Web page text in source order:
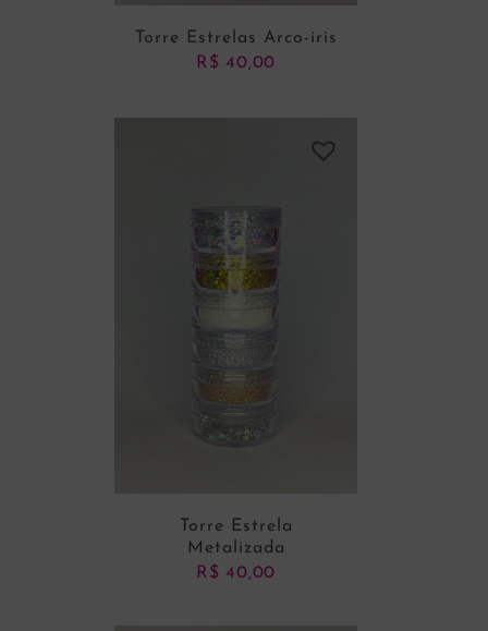
Torre Estrelas Arco-íris
R$ 40,00
Torre Estrela
Metalizada
R$ 40,00